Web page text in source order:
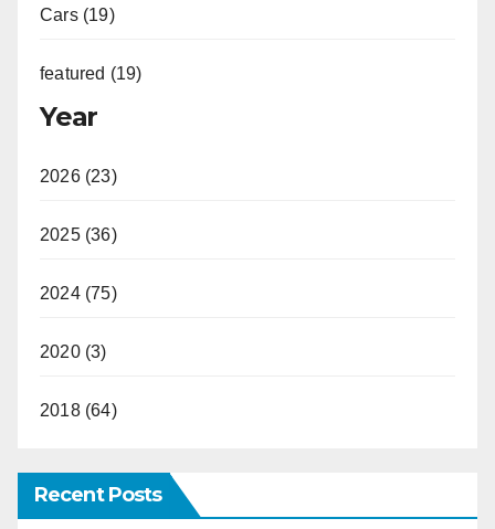
Cars (19)
featured (19)
Year
2026 (23)
2025 (36)
2024 (75)
2020 (3)
2018 (64)
Recent Posts